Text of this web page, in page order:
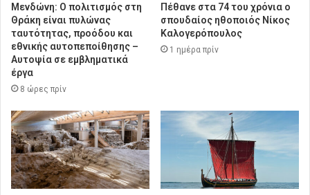
Μενδώνη: Ο πολιτισμός στη
Θράκη είναι πυλώνας
ταυτότητας, προόδου και
εθνικής αυτοπεποίθησης –
Αυτοψία σε εμβληματικά
έργα
8 ώρες πρίν
Πέθανε στα 74 του χρόνια ο
σπουδαίος ηθοποιός Νίκος
Καλογερόπουλος
1 ημέρα πρίν